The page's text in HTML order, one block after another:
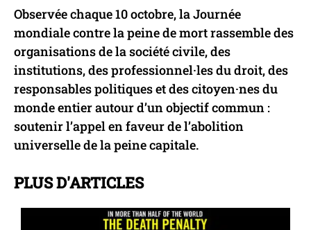
Observée chaque 10 octobre, la Journée
mondiale contre la peine de mort rassemble des
organisations de la société civile, des
institutions, des professionnel·les du droit, des
responsables politiques et des citoyen·nes du
monde entier autour d’un objectif commun :
soutenir l’appel en faveur de l’abolition
universelle de la peine capitale.
PLUS D'ARTICLES